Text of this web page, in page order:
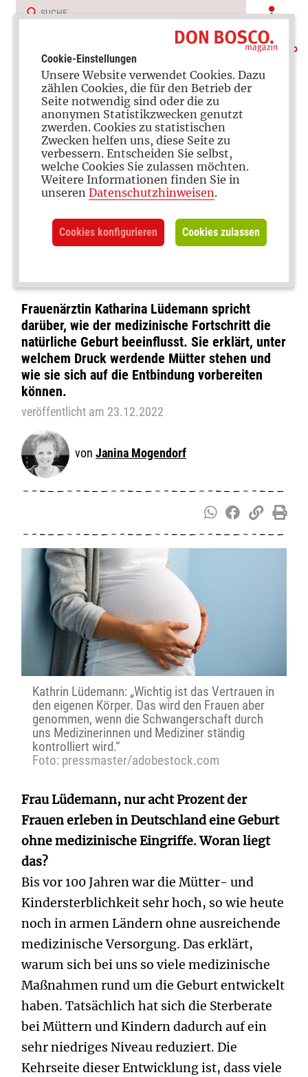
Schwangerschaft und Geburt
„Früher musste man die
Geburt einfach nur
überleben. Heute muss man
Frauenärztin Katharina Lüdemann spricht
darüber, wie der medizinische Fortschritt die
natürliche Geburt beeinflusst. Sie erklärt, unter
welchem Druck werdende Mütter stehen und
wie sie sich auf die Entbindung vorbereiten
können.
veröffentlicht am 23.12.2022
Janina Mogendorf
Kathrin Lüdemann: „Wichtig ist das Vertrauen in
den eigenen Körper. Das wird den Frauen aber
genommen, wenn die Schwangerschaft durch
uns Medizinerinnen und Mediziner ständig
kontrolliert wird.“
Foto: pressmaster/adobestock.com
Frau Lüdemann, nur acht Prozent der
Frauen erleben in Deutschland eine Geburt
ohne medizinische Eingriffe. Woran liegt
das?
Bis vor 100 Jahren war die Mütter- und
Kindersterblichkeit sehr hoch, so wie heute
noch in armen Ländern ohne ausreichende
medizinische Versorgung. Das erklärt,
warum sich bei uns so viele medizinische
Maßnahmen rund um die Geburt entwickelt
haben. Tatsächlich hat sich die Sterberate
bei Müttern und Kindern dadurch auf ein
sehr niedriges Niveau reduziert. Die
Kehrseite dieser Entwicklung ist, dass viele
Cookie-Einstellungen
Unsere Website verwendet Cookies. Dazu
zählen Cookies, die für den Betrieb der
Seite notwendig sind oder die zu
anonymen Statistikzwecken genutzt
zwerden. Cookies zu statistischen
Zwecken helfen uns, diese Seite zu
verbessern. Entscheiden Sie selbst,
welche Cookies Sie zulassen möchten.
Weitere Informationen finden Sie in
unseren Datenschutzhinweisen.
Cookies konfigurieren Cookies zulassen